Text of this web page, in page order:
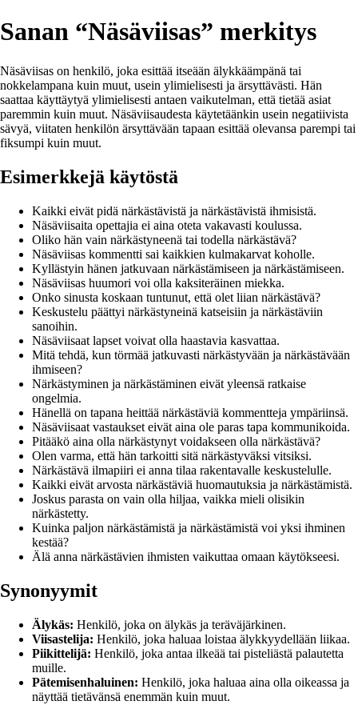
Sanan “Näsäviisas” merkitys
Näsäviisas on henkilö, joka esittää itseään älykkäämpänä tai
nokkelampana kuin muut, usein ylimielisesti ja ärsyttävästi. Hän
saattaa käyttäytyä ylimielisesti antaen vaikutelman, että tietää asiat
paremmin kuin muut. Näsäviisaudesta käytetäänkin usein negatiivista
sävyä, viitaten henkilön ärsyttävään tapaan esittää olevansa parempi tai
fiksumpi kuin muut.
Esimerkkejä käytöstä
Kaikki eivät pidä närkästävistä ja närkästävistä ihmisistä.
Näsäviisaita opettajia ei aina oteta vakavasti koulussa.
Oliko hän vain närkästyneenä tai todella närkästävä?
Näsäviisas kommentti sai kaikkien kulmakarvat koholle.
Kyllästyin hänen jatkuvaan närkästämiseen ja närkästämiseen.
Näsäviisas huumori voi olla kaksiteräinen miekka.
Onko sinusta koskaan tuntunut, että olet liian närkästävä?
Keskustelu päättyi närkästyneinä katseisiin ja närkästäviin
sanoihin.
Näsäviisaat lapset voivat olla haastavia kasvattaa.
Mitä tehdä, kun törmää jatkuvasti närkästyvään ja närkästävään
ihmiseen?
Närkästyminen ja närkästäminen eivät yleensä ratkaise
ongelmia.
Hänellä on tapana heittää närkästäviä kommentteja ympäriinsä.
Näsäviisaat vastaukset eivät aina ole paras tapa kommunikoida.
Pitääkö aina olla närkästynyt voidakseen olla närkästävä?
Olen varma, että hän tarkoitti sitä närkästyväksi vitsiksi.
Närkästävä ilmapiiri ei anna tilaa rakentavalle keskustelulle.
Kaikki eivät arvosta närkästäviä huomautuksia ja närkästämistä.
Joskus parasta on vain olla hiljaa, vaikka mieli olisikin
närkästetty.
Kuinka paljon närkästämistä ja närkästämistä voi yksi ihminen
kestää?
Älä anna närkästävien ihmisten vaikuttaa omaan käytökseesi.
Synonyymit
Älykäs: Henkilö, joka on älykäs ja teräväjärkinen.
Viisastelija: Henkilö, joka haluaa loistaa älykkyydellään liikaa.
Piikittelijä: Henkilö, joka antaa ilkeää tai pisteliästä palautetta
muille.
Pätemisenhaluinen: Henkilö, joka haluaa aina olla oikeassa ja
näyttää tietävänsä enemmän kuin muut.